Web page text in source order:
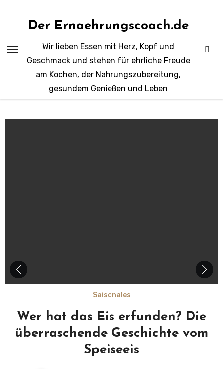
Der Ernaehrungscoach.de
Wir lieben Essen mit Herz, Kopf und
Geschmack und stehen für ehrliche Freude
am Kochen, der Nahrungszubereitung,
gesundem Genießen und Leben
Saisonales
Wer hat das Eis erfunden? Die
überraschende Geschichte vom
Speiseeis